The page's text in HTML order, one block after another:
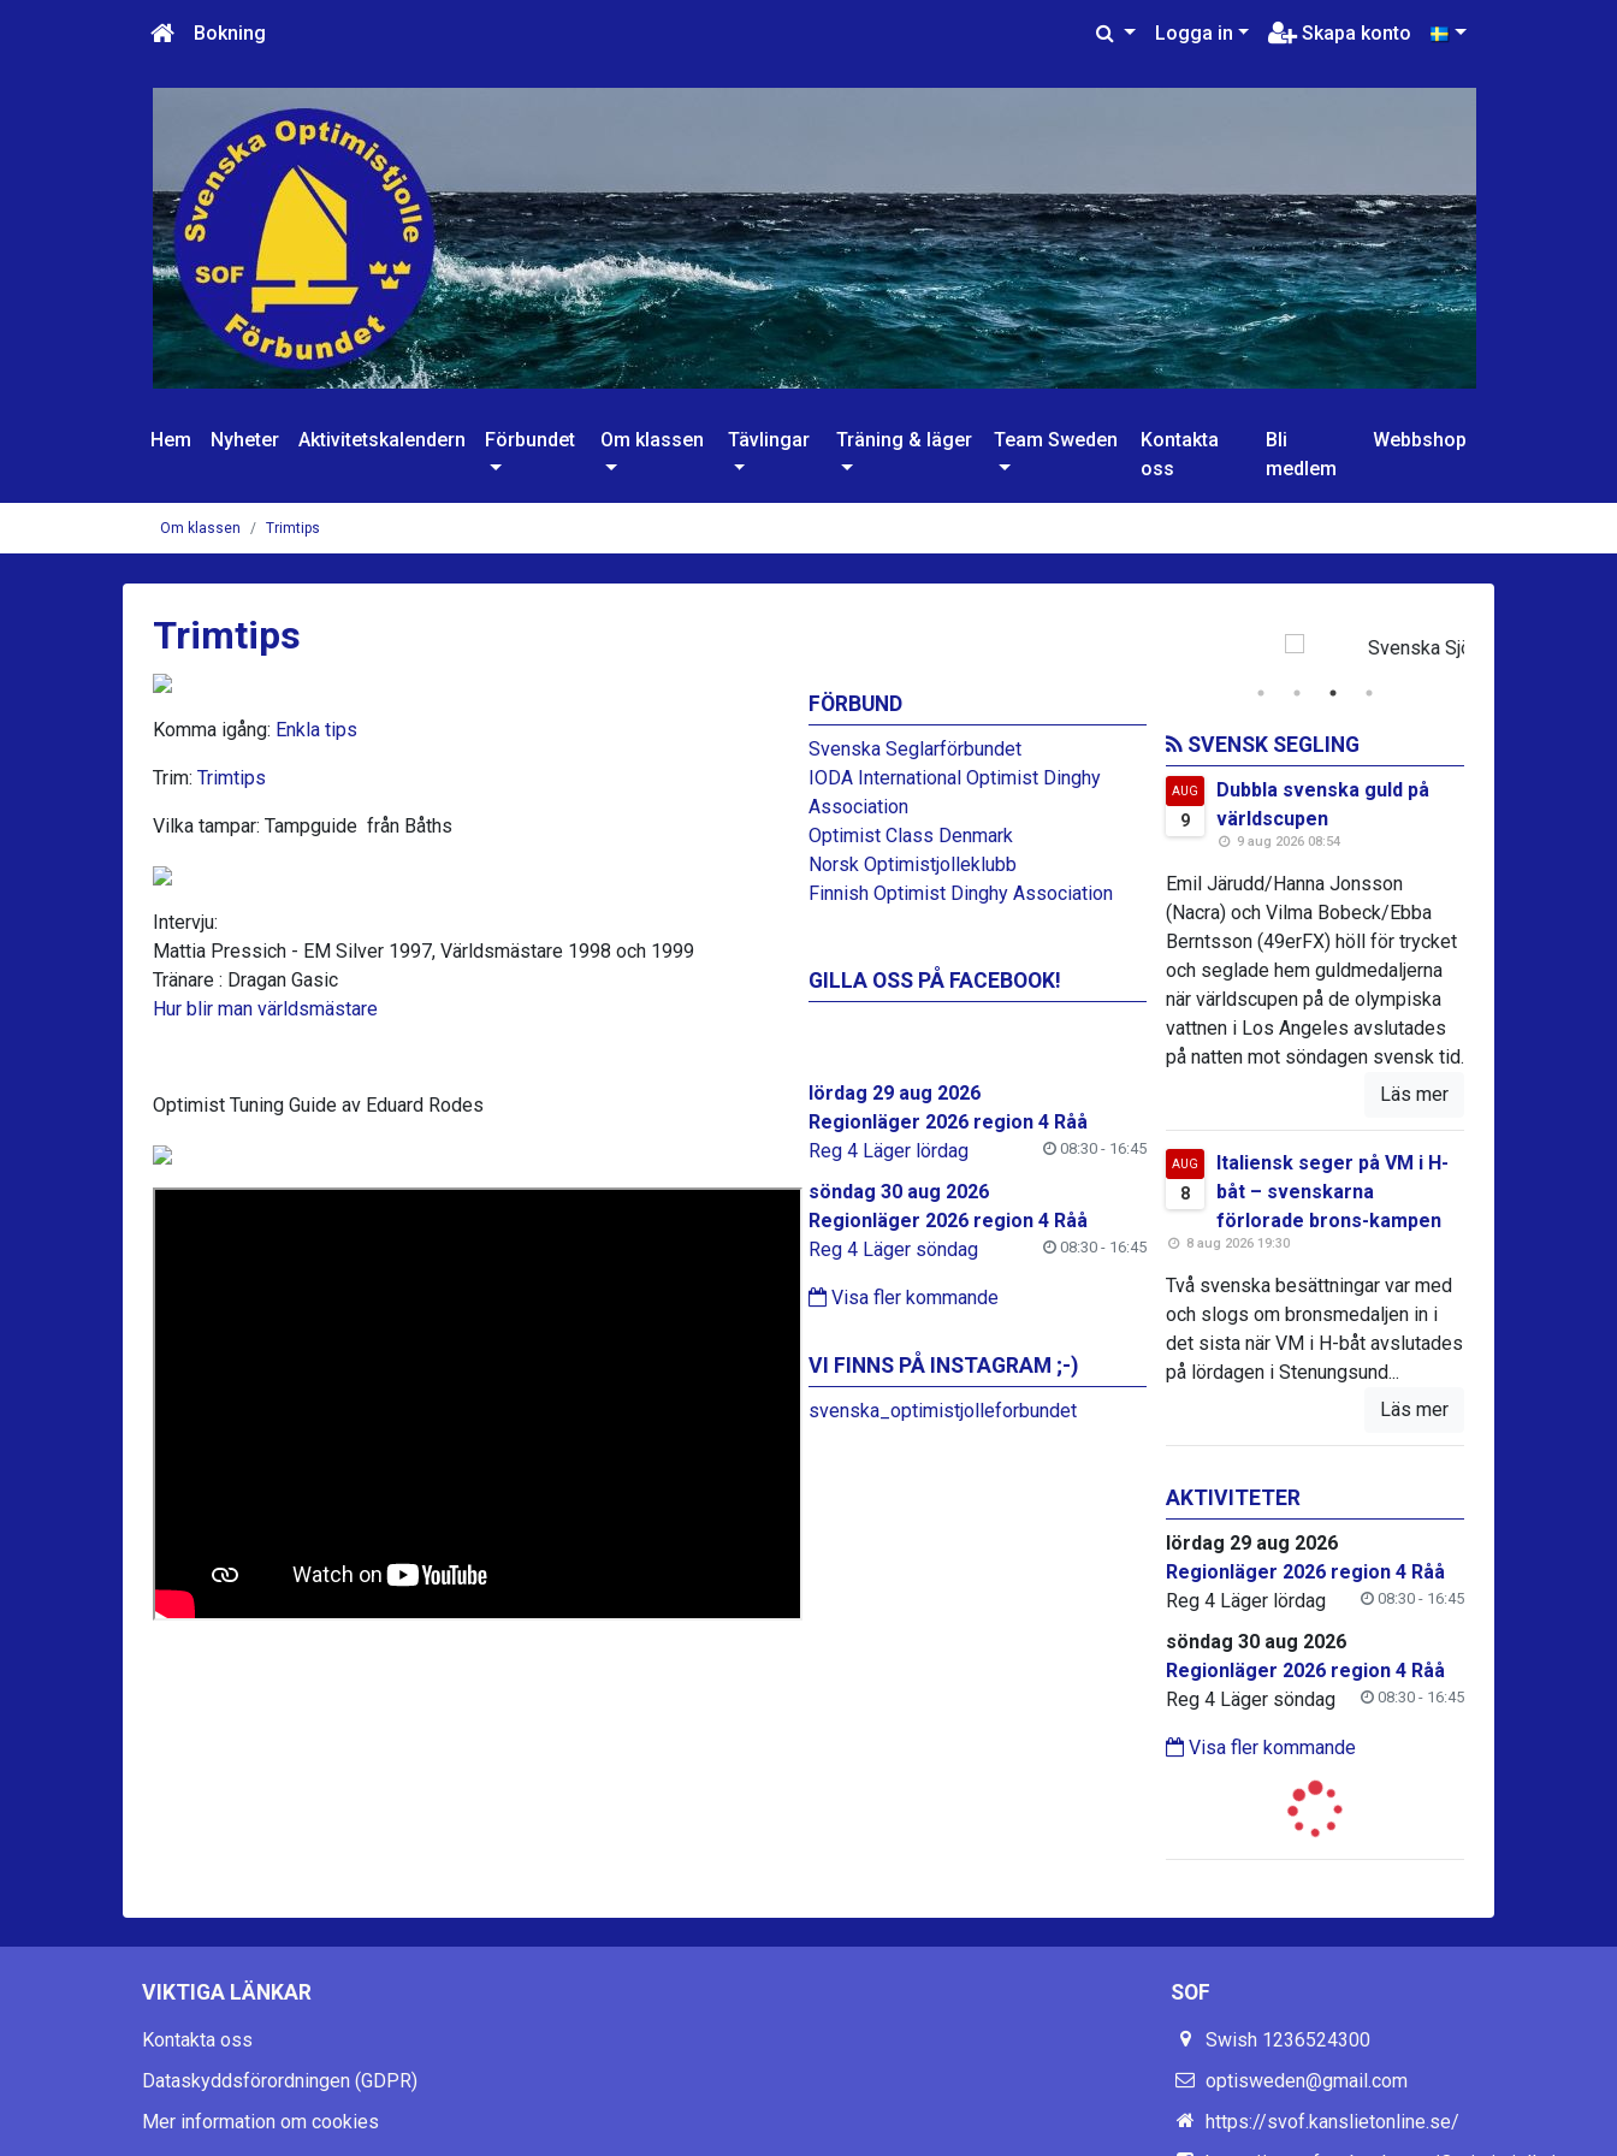
Bokning Logga in Skapa konto
Hem Nyheter Aktivitetskalendern Förbundet Om klassen Tävlingar Träning & läger Team Sweden
Kontakta
oss
Bli
medlem
Webbshop
Om klassen Trimtips
FÖRBUND
Svenska Seglarförbundet
IODA International Optimist Dinghy
Association
Optimist Class Denmark
Norsk Optimistjolleklubb
Finnish Optimist Dinghy Association
GILLA OSS PÅ FACEBOOK!
lördag 29 aug 2026
Regionläger 2026 region 4 Råå
08:30 - 16:45
Reg 4 Läger lördag
söndag 30 aug 2026
Regionläger 2026 region 4 Råå
08:30 - 16:45
Reg 4 Läger söndag
Visa fler kommande
VI FINNS PÅ INSTAGRAM ;-)
svenska_optimistjolleforbundet
Trimtips
Komma igång: Enkla tips
Trim: Trimtips
Vilka tampar: Tampguide från Båths
Intervju:
Mattia Pressich - EM Silver 1997, Världsmästare 1998 och 1999
Tränare : Dragan Gasic
Hur blir man världsmästare
Optimist Tuning Guide av Eduard Rodes
SVENSK SEGLING
AUG
9
Dubbla svenska guld på
världscupen
9 aug 2026 08:54
Emil Järudd/Hanna Jonsson
(Nacra) och Vilma Bobeck/Ebba
Berntsson (49erFX) höll för trycket
och seglade hem guldmedaljerna
när världscupen på de olympiska
vattnen i Los Angeles avslutades
på natten mot söndagen svensk tid.
Läs mer
AUG
8
Italiensk seger på VM i H-
båt – svenskarna
förlorade brons-kampen
8 aug 2026 19:30
Två svenska besättningar var med
och slogs om bronsmedaljen in i
det sista när VM i H-båt avslutades
på lördagen i Stenungsund...
Läs mer
AKTIVITETER
lördag 29 aug 2026
Regionläger 2026 region 4 Råå
08:30 - 16:45
Reg 4 Läger lördag
söndag 30 aug 2026
Regionläger 2026 region 4 Råå
08:30 - 16:45
Reg 4 Läger söndag
Visa fler kommande
VIKTIGA LÄNKAR
Kontakta oss
Dataskyddsförordningen (GDPR)
Mer information om cookies
SOF
Swish 1236524300
optisweden@gmail.com
https://svof.kanslietonline.se/